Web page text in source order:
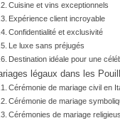
Cuisine et vins exceptionnels
Expérience client incroyable
Confidentialité et exclusivité
Le luxe sans préjugés
Destination idéale pour une
légaux dans les
Cérémonie de mariage civil en
Cérémonie de mariage
Cérémonies de mariage